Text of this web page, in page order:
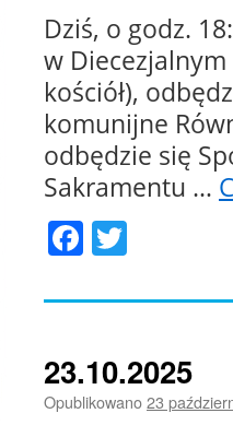
Dziś, o godz.
w
kościół),
komunijne
odbędzie się
Sakramentu …
Facebook
23.10.2025
Opublikowano23